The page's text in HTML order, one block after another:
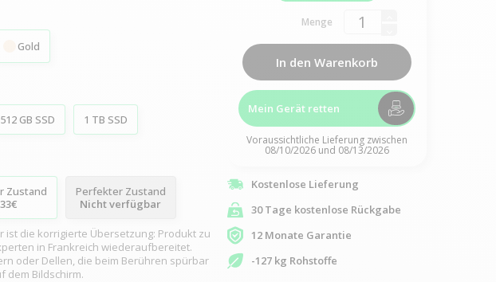
Gold
512 GB SSD 1 TB SSD
Zustand
Perfekter Zustand
Nicht verfügbar
ist die korrigierte Übersetzung: Produkt zu
in Frankreich wiederaufbereitet.
oder Dellen, die beim Berühren spürbar
dem Bildschirm.
Menge
In den Warenkorb
Mein Gerät retten
Voraussichtliche Lieferung zwischen
08/10/2026 und 08/13/2026
Kostenlose Lieferung
30 Tage kostenlose Rückgabe
12 Monate Garantie
-127 kg Rohstoffe